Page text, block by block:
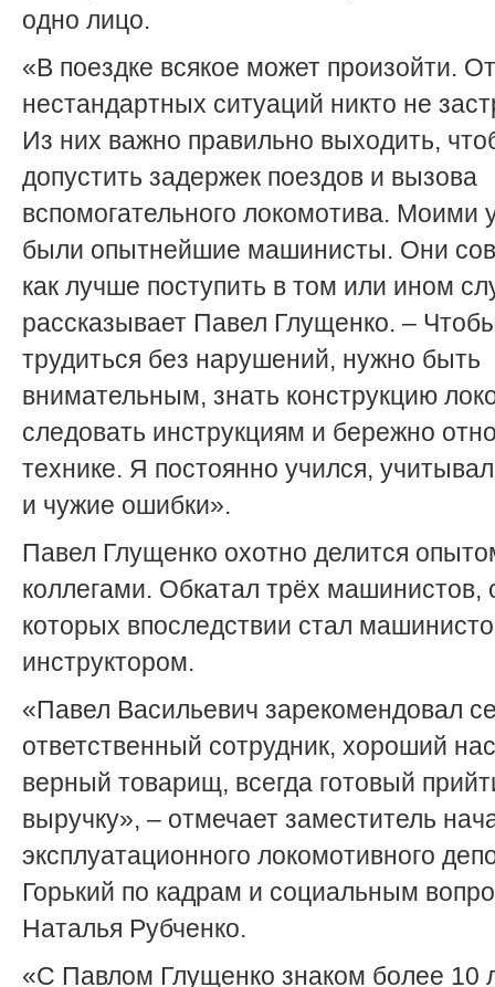
одно лицо.
«В поездке всякое может произойти. От
нестандартных ситуаций никто не
Из них важно правильно выходить,
допустить задержек поездов и вызова
вспомогательного локомотива. Моими
были опытнейшие машинисты. Они
как лучше поступить в том или ином
рассказывает Павел Глущенко. –
трудиться без нарушений, нужно быть
внимательным, знать конструкцию
следовать ин­струкциям и бережно
технике. Я постоянно учился,
и чужие ошибки».
Павел Глущенко охотно делится
коллегами. Обкатал трёх машинистов,
которых впоследствии стал
инструктором.
«Павел Васильевич зарекомендовал
ответственный сотрудник, хороший
верный товарищ, всегда готовый
выручку», – отмечает заместитель
эксплуатационного локомотивного
Горький по кадрам и социальным
Наталья Рубченко.
«С Павлом Глущенко знаком более 10